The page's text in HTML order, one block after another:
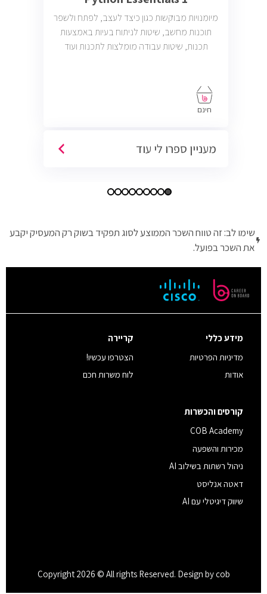
מיומנויות מבוקשות כגון כיצד לעצב, לפתח ולשפר
תוכנות מחשב, שיטות לניתוח בעיות באמצעות
תכנות, שיטות עבודה מומלצות לתכנות ועוד
חינם
מעניין ספרו לי עוד
שימו לב: זה טווח השכר הממוצע לסוג תפקיד בשוק רק המעסיק יקבע
את השכר בפועל.
מידע כללי
מדיניות הפרטיות
אודות
קריירה
הצטרפו עכשיו!
לוח משרות חכם
קורסים והכשרות
COB Academy
מכירות והשפעה
ניהול רשתות בשילוב AI
דאטה אנליסט
שיווק דיגיטלי עם AI
Copyright 2026 © All rights Reserved. Design by cob